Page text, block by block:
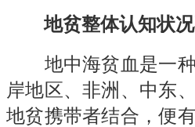
地贫整体认知状
地中海贫血是一
岸地区、非洲、中东
地贫携带者结合，便